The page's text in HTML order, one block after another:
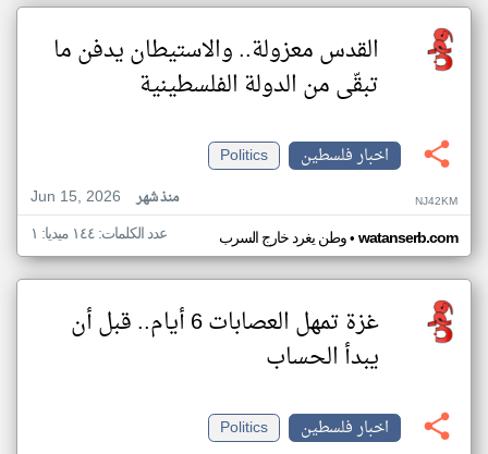
القدس معزولة.. والاستيطان يدفن ما
تبقّى من الدولة الفلسطينية
اخبار فلسطين
Politics
Jun 15, 2026
منذ شهر NJ42KM
وطن يغرد خارج السرب• watanserb.com عدد الكلمات: ١٤٤ ميديا: ١
غزة تمهل العصابات 6 أيام.. قبل أن
يبدأ الحساب
اخبار فلسطين
Politics